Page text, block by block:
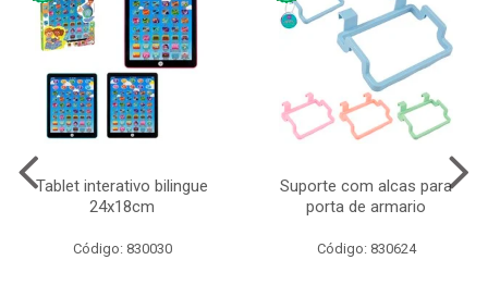
Tablet interativo bilingue
24x18cm
Código: 830030
Suporte com alcas para
porta de armario
Código: 830624